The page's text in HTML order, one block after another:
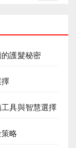
護髮秘密
擇
具與智慧選擇
略